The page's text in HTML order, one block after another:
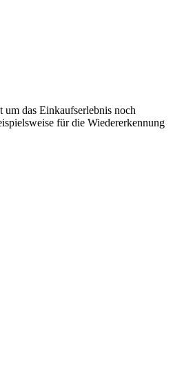
das Einkaufserlebnis noch
für die Wiedererkennung